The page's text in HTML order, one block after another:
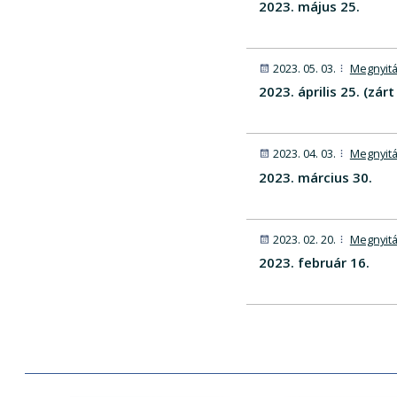
2023. május 25.
2023. 05. 03.
2023. április 25.
2023. 04. 03.
2023. március 30.
2023. 02. 20.
2023. február 16.